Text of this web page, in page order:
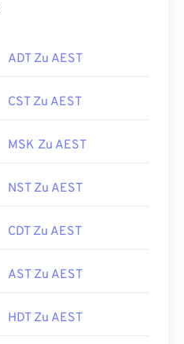
ADT Zu AEST
CST Zu AEST
MSK Zu AEST
NST Zu AEST
CDT Zu AEST
AST Zu AEST
HDT Zu AEST